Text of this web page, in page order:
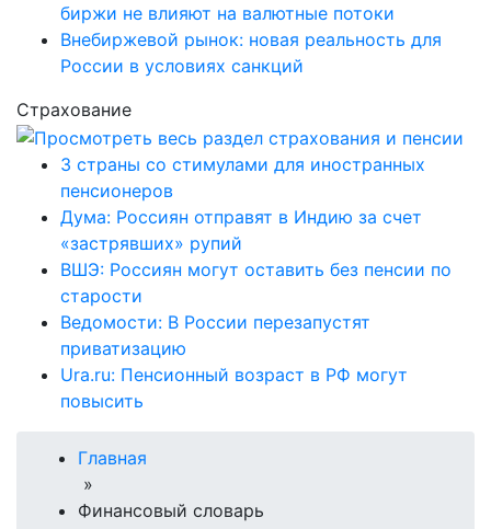
биржи не влияют на валютные потоки
Внебиржевой рынок: новая реальность для
России в условиях санкций
Страхование
3 страны со стимулами для иностранных
пенсионеров
Дума: Россиян отправят в Индию за счет
«застрявших» рупий
ВШЭ: Россиян могут оставить без пенсии по
старости
Ведомости: В России перезапустят
приватизацию
Ura.ru: Пенсионный возраст в РФ могут
повысить
Главная
»
Финансовый словарь